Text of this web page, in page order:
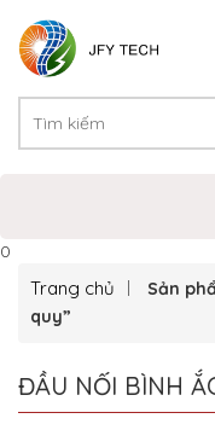
0
Trang chủ
Sản
quy”
ĐẦU NỐI BÌNH